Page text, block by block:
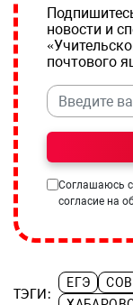
новости и
почтового
Соглашаюсь с
согласие на
ТЭГИ:
ЕГЭ